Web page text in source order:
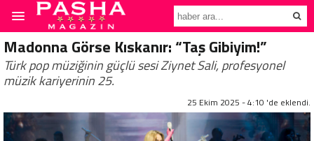
Madonna Görse Kıskanır: “Taş Gibiyim!”
Türk pop müziğinin güçlü sesi Ziynet Sali, profesyonel
müzik kariyerinin 25.
25 Ekim 2025 - 4:10 'de eklendi.